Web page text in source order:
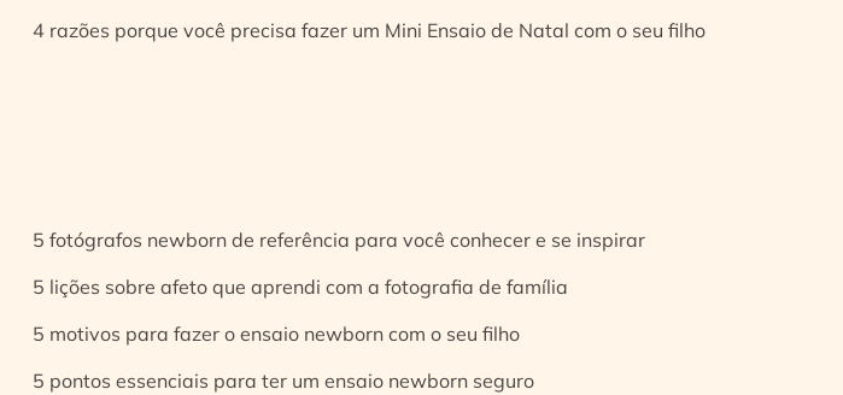
4 razões porque você precisa fazer um Mini Ensaio de Natal com o seu filho
5 fotógrafos newborn de referência para você conhecer e se inspirar
5 lições sobre afeto que aprendi com a fotografia de família
5 motivos para fazer o ensaio newborn com o seu filho
5 pontos essenciais para ter um ensaio newborn seguro